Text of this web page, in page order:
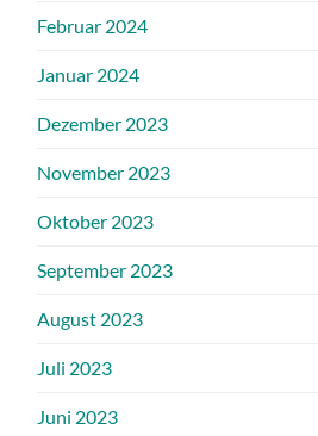
Februar 2024
Januar 2024
Dezember 2023
November 2023
Oktober 2023
September 2023
August 2023
Juli 2023
Juni 2023